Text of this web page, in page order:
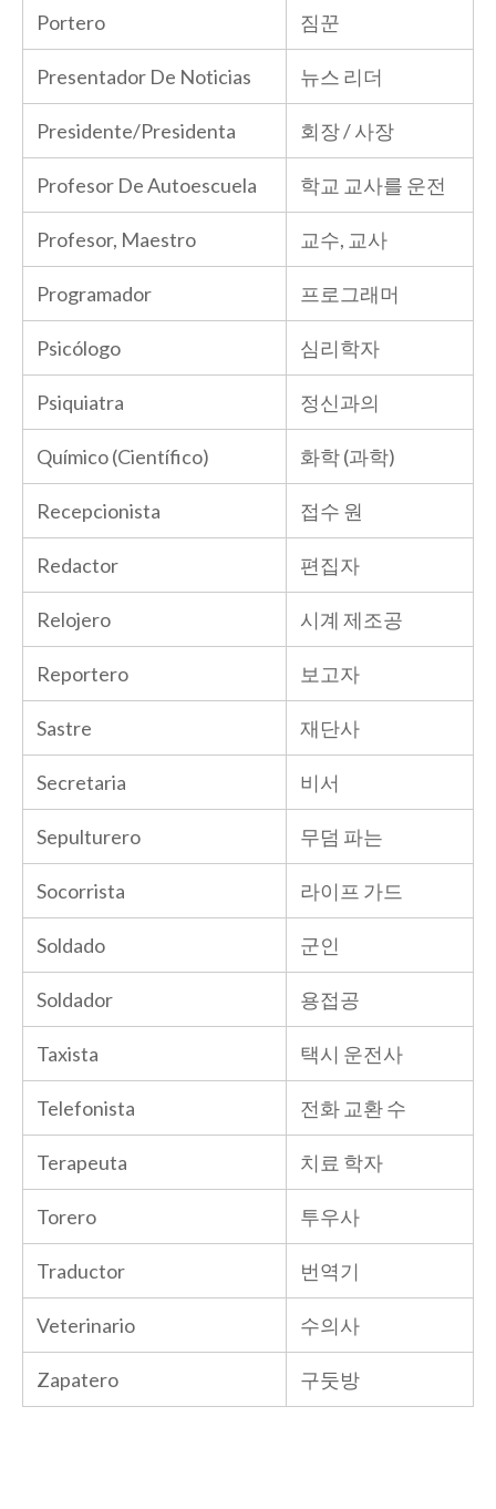
Portero 짐꾼
Presentador De Noticias 뉴스 리더
Presidente/Presidenta 회장 / 사장
Profesor De Autoescuela 학교 교사를 운전
Profesor, Maestro 교수, 교사
Programador 프로그래머
Psicólogo 심리학자
Psiquiatra 정신과의
Químico (Científico) 화학 (과학)
Recepcionista 접수 원
Redactor 편집자
Relojero 시계 제조공
Reportero 보고자
Sastre 재단사
Secretaria 비서
Sepulturero 무덤 파는
Socorrista 라이프 가드
Soldado 군인
Soldador 용접공
Taxista 택시 운전사
Telefonista 전화 교환 수
Terapeuta 치료 학자
Torero 투우사
Traductor 번역기
Veterinario 수의사
Zapatero 구둣방